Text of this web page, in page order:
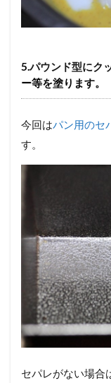
5.パウンド型にク
ー等を塗ります。
今回はパン用のセ
す。
セパレがない場合